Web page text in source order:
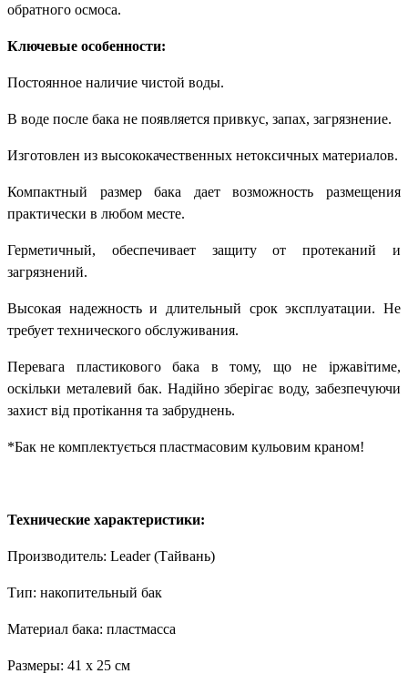
обратного осмоса.
Ключевые особенности:
Постоянное наличие чистой воды.
В воде после бака не появляется привкус, запах, загрязнение.
Изготовлен из высококачественных нетоксичных материалов.
Компактный размер бака дает возможность размещения
практически в любом месте.
Герметичный, обеспечивает защиту от протеканий и
загрязнений.
Высокая надежность и длительный срок эксплуатации. Не
требует технического обслуживания.
Перевага пластикового бака в тому, що не іржавітиме,
оскільки металевий бак. Надійно зберігає воду, забезпечуючи
захист від протікання та забруднень.
*Бак не комплектується пластмасовим кульовим краном!
Технические характеристики:
Производитель: Leader (Тайвань)
Тип: накопительный бак
Материал бака: пластмасса
Размеры: 41 x 25 см